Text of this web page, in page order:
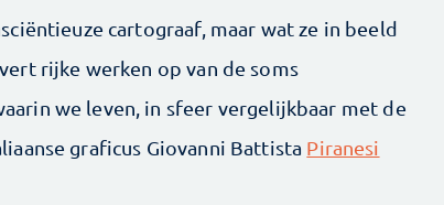
cartograaf, maar wat ze in beeld
rijke werken op van de soms
we leven, in sfeer vergelijkbaar met de
graficus Giovanni Battista Piranesi